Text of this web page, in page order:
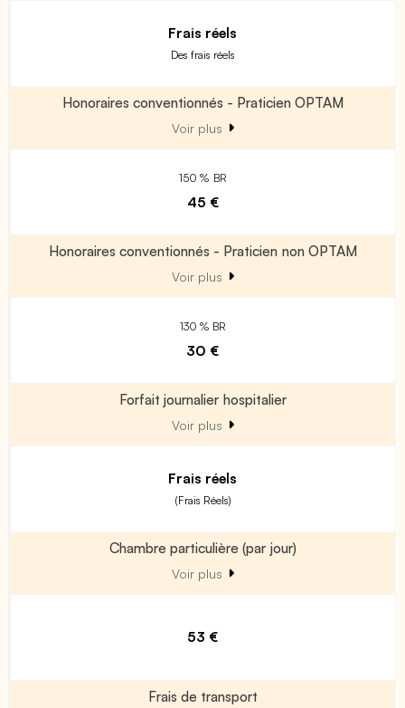
Frais réels
Des frais réels
Honoraires conventionnés - Praticien OPTAM
Voir plus
150 % BR
45 €
Honoraires conventionnés - Praticien non OPTAM
Voir plus
130 % BR
30 €
Forfait journalier hospitalier
Voir plus
Frais réels
(Frais Réels)
Chambre particulière (par jour)
Voir plus
53 €
Frais de transport